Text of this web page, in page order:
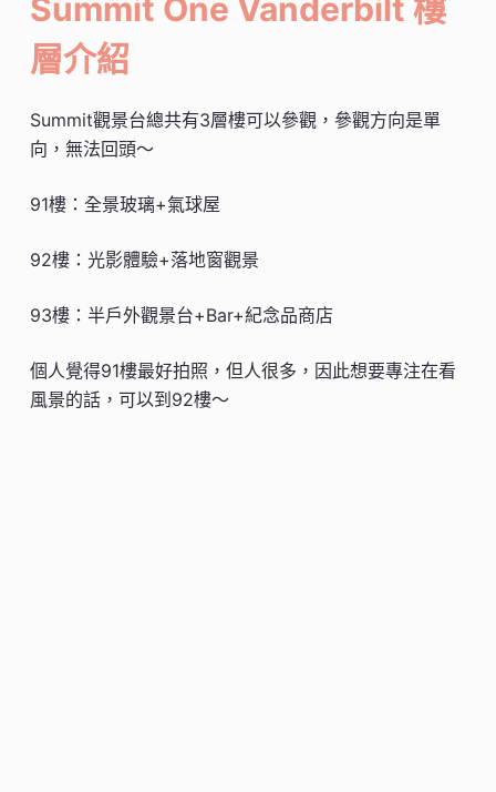
Summit One Vanderbilt 樓
層介紹
Summit觀景台總共有3層樓可以參觀，參觀方向是單
向，無法回頭～
91樓：全景玻璃+氣球屋
92樓：光影體驗+落地窗觀景
93樓：半戶外觀景台+Bar+紀念品商店
個人覺得91樓最好拍照，但人很多，因此想要專注在看
風景的話，可以到92樓～